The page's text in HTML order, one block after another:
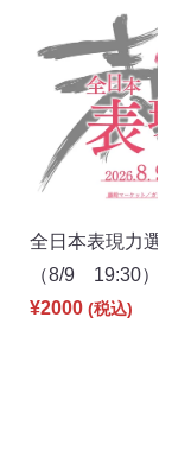
全日本表現力選
（8/9 19:30）
¥2000 (税込)